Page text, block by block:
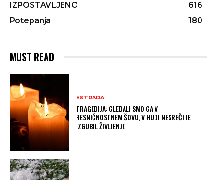
IZPOSTAVLJENO
616
Potepanja
180
MUST READ
ESTRADA
TRAGEDIJA: GLEDALI SMO GA V
RESNIČNOSTNEM ŠOVU, V HUDI NESREČI JE
IZGUBIL ŽIVLJENJE